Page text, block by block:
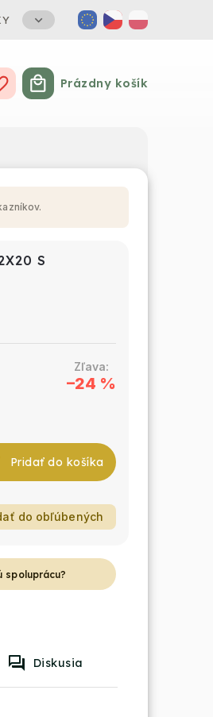
Nákupný košík
Prázdny košík
S
–24 %
Pridať do košíka
do obľúbených
spoluprácu?
Diskusia